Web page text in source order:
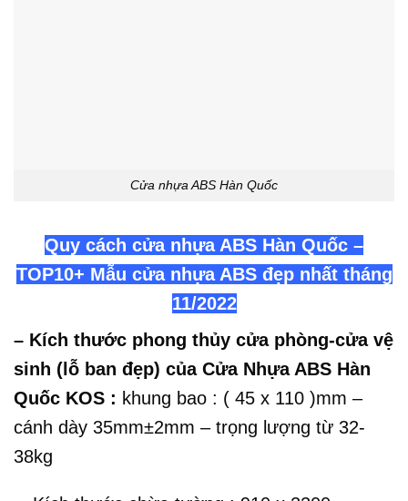
Cửa nhựa ABS Hàn Quốc
Quy cách cửa nhựa ABS Hàn Quốc –
TOP10+ Mẫu cửa nhựa ABS đẹp nhất tháng
11/2022
– Kích thước phong thủy cửa phòng-cửa vệ
sinh (lỗ ban đẹp) củaCửa Nhựa ABS Hàn
Quốc KOS : khung bao : ( 45 x 110 )mm –
cánh dày 35mm±2mm – trọng lượng từ 32-
38kg